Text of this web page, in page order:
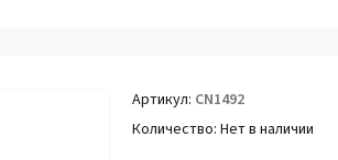
Артикул CN1492
Количество Нет в наличии